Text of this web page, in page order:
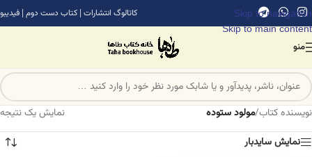
Skip to navigation
Skip to main content
کاتالوگ انتشارات | کتاب دست دوم | فیدیبو
منو
نویسنده کتاب/مولود ستوده
نمایش یک نتیجه
نمایش سایدبار